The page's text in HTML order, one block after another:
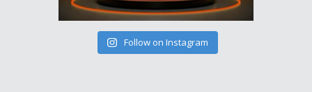
Follow on Instagram